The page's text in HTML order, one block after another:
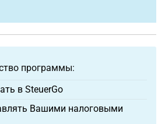
программы:
в SteuerGo
Вашими налоговыми